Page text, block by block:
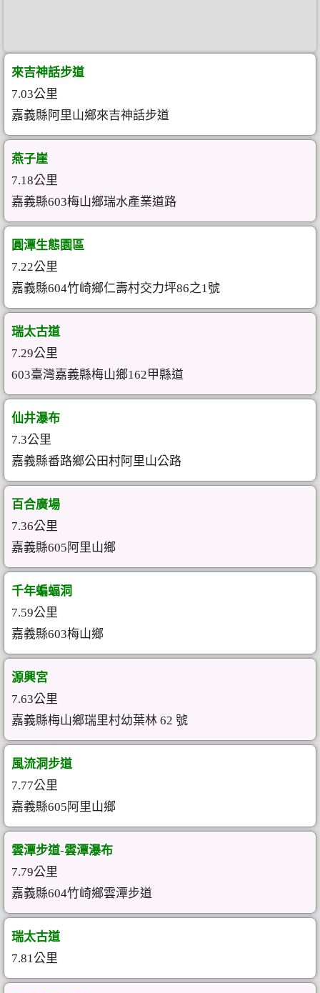
來吉神話步道
7.03公里
嘉義縣阿里山鄉來吉神話步道
燕子崖
7.18公里
嘉義縣603梅山鄉瑞水產業道路
圓潭生態園區
7.22公里
嘉義縣604竹崎鄉仁壽村交力坪86之1號
瑞太古道
7.29公里
603臺灣嘉義縣梅山鄉162甲縣道
仙井瀑布
7.3公里
嘉義縣番路鄉公田村阿里山公路
百合廣場
7.36公里
嘉義縣605阿里山鄉
千年蝙蝠洞
7.59公里
嘉義縣603梅山鄉
源興宮
7.63公里
嘉義縣梅山鄉瑞里村幼葉林 62 號
風流洞步道
7.77公里
嘉義縣605阿里山鄉
雲潭步道-雲潭瀑布
7.79公里
嘉義縣604竹崎鄉雲潭步道
瑞太古道
7.81公里